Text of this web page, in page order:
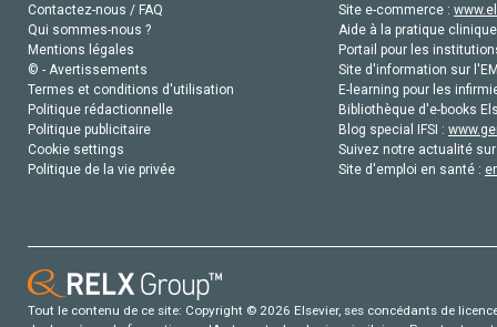
Contactez-nous / FAQ
Qui sommes-nous ?
Mentions légales
© - Avertissements
Termes et conditions d'utilisation
Politique rédactionnelle
Politique publicitaire
Cookie settings
Politique de la vie privée
Site e-commerce :
Aide à la pratique
Portail pour les
Site d'information sur
E-learning pour les
Bibliothèque d'e-books
Blog special IFSI :
Suivez notre actualité
Site d'emploi en santé :
Tout le contenu de ce site: Copyright © 2026 Elsevier, ses concédants de